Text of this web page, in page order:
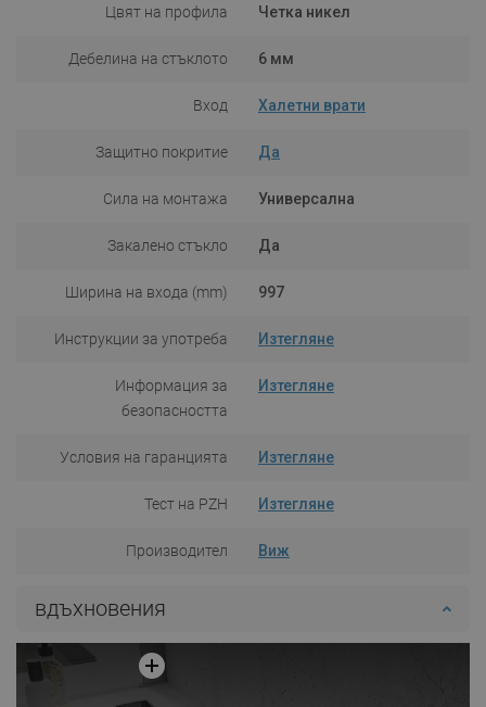
Цвят на профила Четка никел
Дебелина на стъклото 6 мм
Вход Халетни врати
Защитно покритие Да
Сила на монтажа Универсална
Закалено стъкло Да
Ширина на входа (mm) 997
Инструкции за употреба Изтегляне
Информация за
безопасността
Изтегляне
Условия на гаранцията Изтегляне
Тест на PZH Изтегляне
Производител Виж
вдъхновения